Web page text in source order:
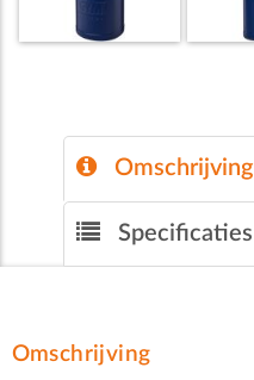
Omschrijving
Specificaties
Omschrijving